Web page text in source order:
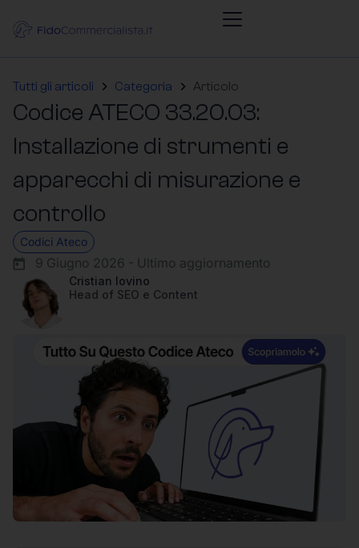
Tutti gli articoli Categoria Articolo
Codice ATECO 33.20.03:
Installazione di strumenti e
apparecchi di misurazione e
controllo
Codici Ateco
9 Giugno 2026 - Ultimo aggiornamento
Cristian Iovino
Head of SEO e Content